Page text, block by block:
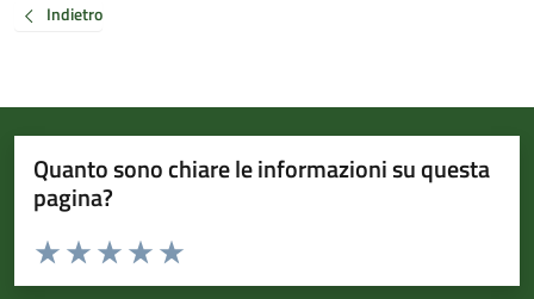
Indietro
Quanto sono chiare le informazioni su questa
pagina?
Valuta da 1 a 5 stelle la pagina
Valuta 5 stelle su 5
Valuta 4 stelle su 5
Valuta 3 stelle su 5
Valuta 2 stelle su 5
Valuta 1 stelle su 5